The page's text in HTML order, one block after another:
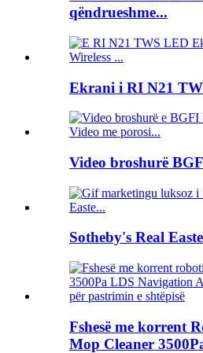
qëndrueshme...
Ekrani i RI N21
Video broshurë
Sotheby's Real
Fshesë me korrent
Mop Cleaner